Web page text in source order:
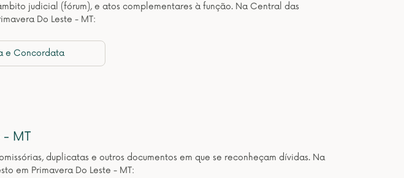
judicial (fórum), e atos complementares à função. Na Central das
Do Leste - MT:
e Concordata
- MT
duplicatas e outros documentos em que se reconheçam dívidas. Na
em Primavera Do Leste - MT: